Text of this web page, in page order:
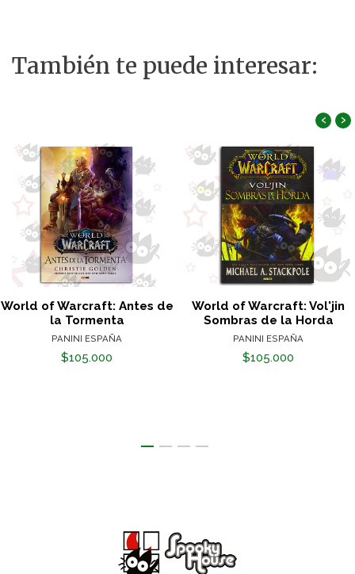
También te puede interesar:
World of Warcraft: Antes de
la Tormenta
PANINI ESPAÑA
$105.000
World of Warcraft: Vol'jin
Sombras de la Horda
PANINI ESPAÑA
$105.000
‹ ›